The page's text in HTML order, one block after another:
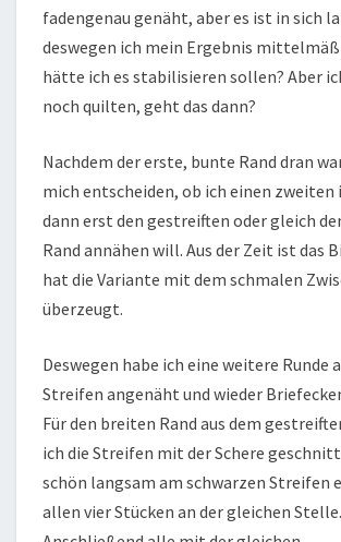
fadengenau genäht, aber es ist in sich
deswegen ich mein Ergebnis
hätte ich es stabilisieren sollen? Aber
noch quilten, geht das dann?
Nachdem der erste, bunte Rand dran
mich entscheiden, ob ich einen zweiten
dann erst den gestreiften oder gleich
Rand annähen will. Aus der Zeit ist das
hat die Variante mit dem schmalen
überzeugt.
Deswegen habe ich eine weitere Runde
Streifen angenäht und wieder
Für den breiten Rand aus dem
ich die Streifen mit der Schere
schön langsam am schwarzen Streifen
allen vier Stücken an der gleichen Stelle.